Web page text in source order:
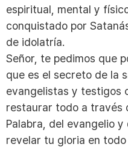
espiritual, mental y
conquistado por
de idolatría.
Señor, te pedimos que
que es el secreto de la
evangelistas y testigos
restaurar todo a través
Palabra, del evangelio
revelar tu gloria en todo